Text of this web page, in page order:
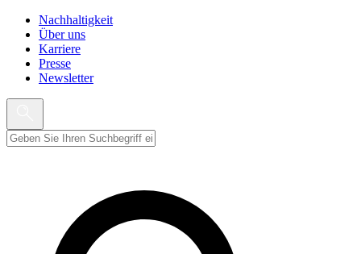
Nachhaltigkeit
Über uns
Karriere
Presse
Newsletter